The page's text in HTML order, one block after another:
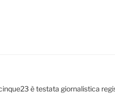
è testata giornalistica